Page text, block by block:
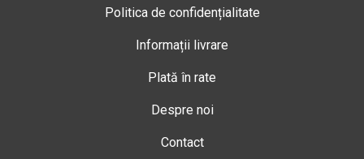
Politica de confidențialitate
Informații livrare
Plată în rate
Despre noi
Contact